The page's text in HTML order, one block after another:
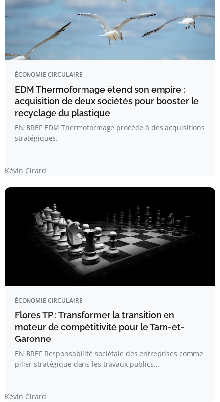
ÉCONOMIE CIRCULAIRE
EDM Thermoformage étend son empire :
acquisition de deux sociétés pour booster le
recyclage du plastique
EN BREF EDM Thermoformage procède à des acquisitions
stratégiques.
Kévin Girard
ÉCONOMIE CIRCULAIRE
Flores TP : Transformer la transition en
moteur de compétitivité pour le Tarn-et-
Garonne
EN BREF Responsabilité sociétale des entreprises comme
pilier stratégique dans les travaux publics…
Kévin Girard